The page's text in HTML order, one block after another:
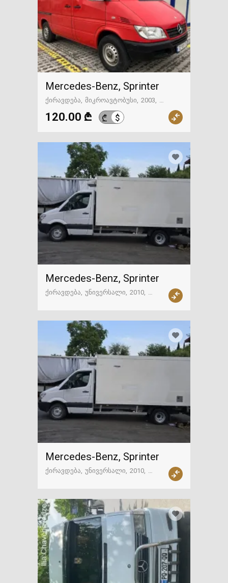
Mercedes-Benz, Sprinter
ქირავდება მიკროავტობუსი 2003
თბილისი
120.00 ₾ ₾ $
Mercedes-Benz, Sprinter
ქირავდება უნივერსალი 2010
Mercedes-Benz, Sprinter
ქირავდება უნივერსალი 2010